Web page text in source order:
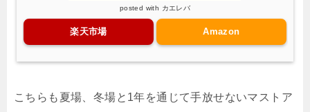
posted with カエレバ
楽天市場 Amazon
こちらも夏場、冬場と1年を通じて手放せないマストア